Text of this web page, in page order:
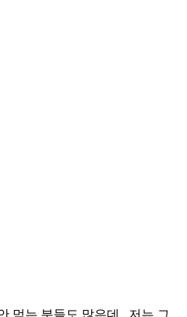
먹는 분들도 많은데.. 저는 그